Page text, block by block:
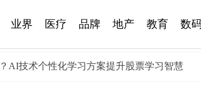
业界 医疗 品牌 地产 教育 数
AI技术个性化学习方案提升股票学习智慧